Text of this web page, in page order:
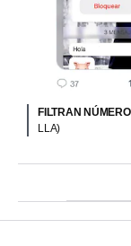
FILTRAN
LLA)